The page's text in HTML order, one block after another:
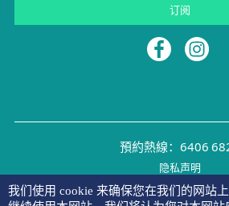
订阅
預約熱線：6406
©2026 NYMG
隐私声明
我们使用 cookie 来确保您在我们的网站